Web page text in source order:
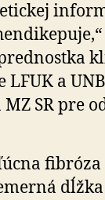
prednostka
LFUK a
SR pre
fibróza